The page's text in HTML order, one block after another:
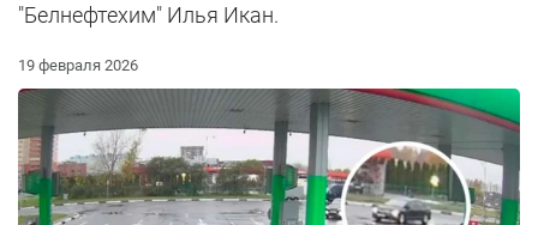
"Белнефтехим" Илья Икан.
19 февраля 2026